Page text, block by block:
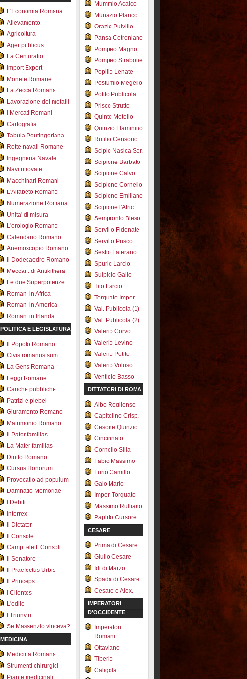
L'Economia Romana
Allevamento
Agricoltura
Ager publicus
La Centuratio
Import Export
Monete Romane
La Zecca Romana
Lavorazione dei metalli
I Mercati Romani
Cartografia
Tabula Peutingeriana
Rotte navali Romane
Ingegneria Navale
Navi ritrovate
Macchinari Romani
L'Alfabeto Romano
Numerazione Romana
Unita' di misura
L'orologio Romano
Calendario Romano
Anemoscopio Romano
Il Dodecaedro Romano
Meccan. di Antikithera
Le due Superpotenze
Romani in Africa
Romani in America
Romani in Irlanda
POLITICA E LEGISLATURA
Il Popolo Romano
Civis romanus sum
La Gens Romana
Leggi Romane
Cariche pubbliche
Patrizi e plebei
Giuramento Romano
Matrimonio Romano
Il Pater familias
La Mater familias
Diritto Romano
Cursus Honorum
Provocatio ad populum
Damnatio Memoriae
I Debiti
Interrex
Il Dictator
Il Console
Camp. elett. Consoli
Il Senatore
Il Praefectus Urbis
Il Princeps
I Clientes
L'edile
I Triunviri
Se Massenzio vinceva?
MEDICINA
Medicina Romana
Strumenti chirurgici
Piante medicinali
Mummio Acaico
Munazio Planco
Orazio Pulvillo
Pansa Cetroniano
Pompeo Magno
Pompeo Strabone
Popilio Lenate
Postumio Megello
Potito Publicola
Prisco Strutto
Quinto Metello
Quinzio Flaminino
Rutilio Censorio
Scipio Nasica Ser.
Scipione Barbato
Scipione Calvo
Scipione Cornelio
Scipione Emiliano
Scipione l'Afric.
Sempronio Bleso
Servilio Fidenate
Servilio Prisco
Sestio Laterano
Spurio Larcio
Sulpicio Gallo
Tito Larcio
Torquato Imper.
Val. Publicola (1)
Val. Publicola (2)
Valerio Corvo
Valerio Levino
Valerio Potito
Valerio Voluso
Ventidio Basso
DITTATORI DI ROMA
Albo Regilense
Capitolino Crisp.
Cesone Quinzio
Cincinnato
Cornelio Silla
Fabio Massimo
Furio Camillo
Gaio Mario
Imper. Torquato
Massimo Rulliano
Papirio Cursore
CESARE
Prima di Cesare
Giulio Cesare
Idi di Marzo
Spada di Cesare
Cesare e Alex.
IMPERATORI
D'OCCIDENTE
Imperatori
Romani
Ottaviano
Tiberio
Caligola